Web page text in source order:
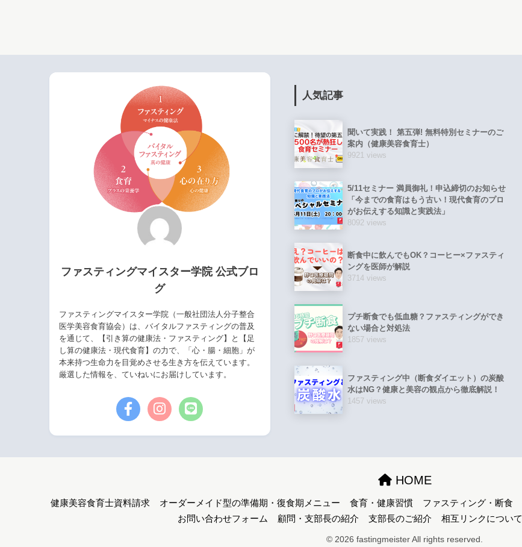
ファスティングマイスター学院 公式ブロ
グ
ファスティングマイスター学院（一般社団法人分子整合
医学美容食育協会）は、バイタルファスティングの普及
を通じて、【引き算の健康法・ファスティング】と【足
し算の健康法・現代食育】の力で、「心・腸・細胞」が
本来持つ生命力を目覚めさせる生き方を伝えています。
厳選した情報を、ていねいにお届けしています。
人気記事
聞いて実践！ 第五弾! 無料特別セミナーのご
案内（健康美容食育士）
9921 views
5/11セミナー 満員御礼！申込締切のお知らせ
「今までの食育はもう古い！現代食育のプロ
がお伝えする知識と実践法」
8092 views
断食中に飲んでもOK？コーヒー×ファスティ
ングを医師が解説
3714 views
プチ断食でも低血糖？ファスティングができ
ない場合と対処法
1857 views
ファスティング中（断食ダイエット）の炭酸
水はNG？健康と美容の観点から徹底解説！
1457 views
HOME
健康美容食育士資料請求 オーダーメイド型の準備期・復食期メニュー 食育・健康習慣 ファスティング・断食
お問い合わせフォーム
顧問・支部長の紹介 支部長のご紹介 相互リンクについて
© 2026 fastingmeister All rights reserved.